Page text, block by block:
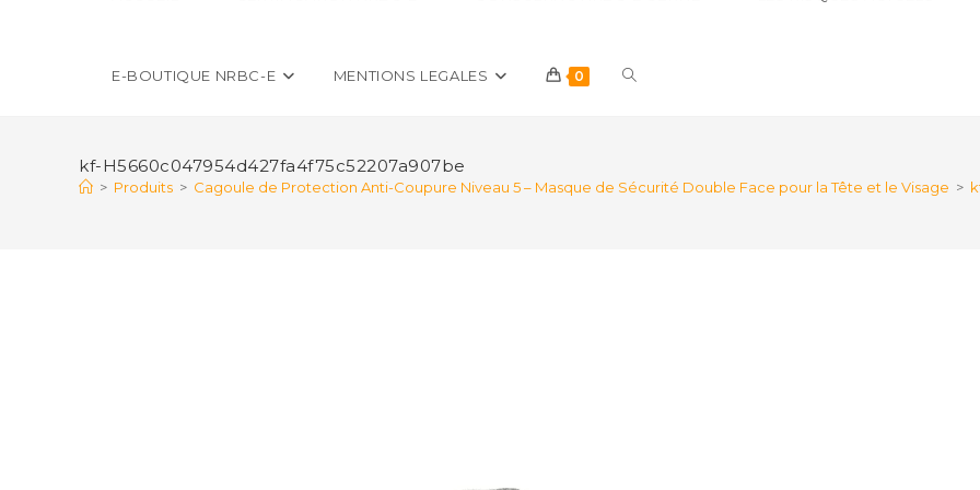
E-BOUTIQUE NRBC-E MENTIONS LEGALES 0 Toggle
kf-H5660c047954d427fa4f75c52207a907be
> Produits > Cagoule de Protection Anti-Coupure Niveau 5 – Masque de Sécurité Double Face pour la Tête et le Visage >